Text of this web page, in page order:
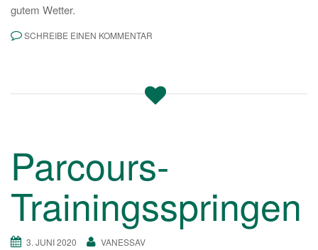
gutem Wetter.
SCHREIBE EINEN KOMMENTAR
Parcours-
Trainingsspringen
3. JUNI 2020 VANESSAV